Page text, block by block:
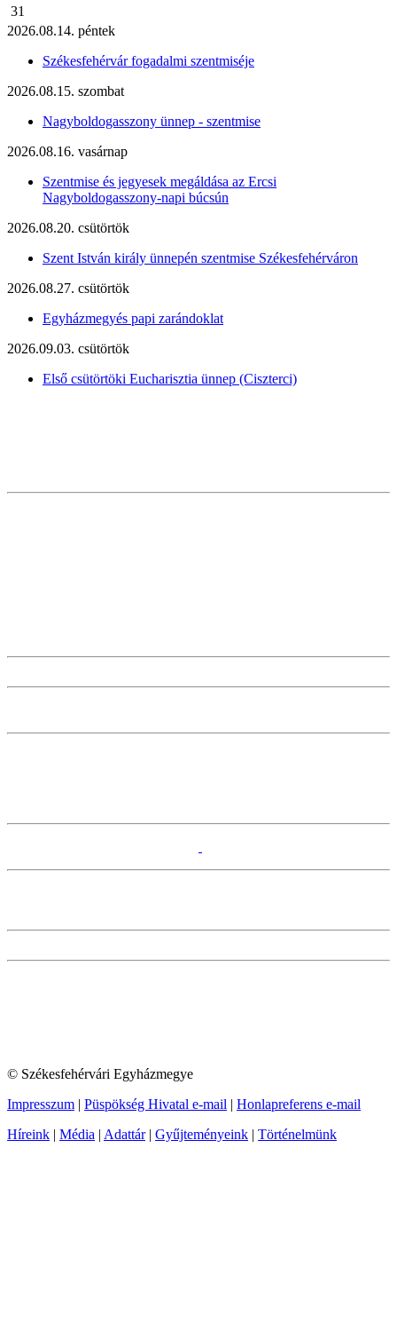
31
2026.08.14. péntek
Székesfehérvár fogadalmi szentmiséje
2026.08.15. szombat
Nagyboldogasszony ünnep - szentmise
2026.08.16. vasárnap
Szentmise és jegyesek megáldása az Ercsi
Nagyboldogasszony-napi búcsún
2026.08.20. csütörtök
Szent István király ünnepén szentmise Székesfehérváron
2026.08.27. csütörtök
Egyházmegyés papi zarándoklat
2026.09.03. csütörtök
Első csütörtöki Eucharisztia ünnep (Ciszterci)
© Székesfehérvári Egyházmegye
Impresszum | Püspökség Hivatal e-mail | Honlapreferens e-mail
Híreink | Média | Adattár| Gyűjteményeink | Történelmünk